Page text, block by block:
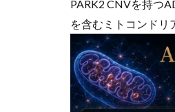
PARK2 CNVを持つ
を含むミトコンドリ